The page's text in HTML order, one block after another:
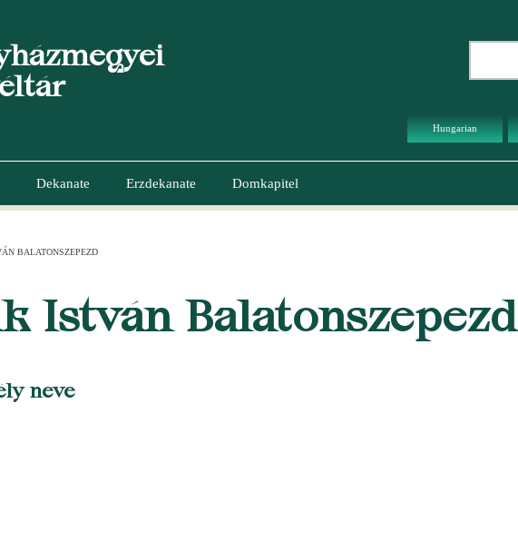
Hungarian
Dekanate Erzdekanate Domkapitel
BALATONSZEPEZD
István Balatonszepezd
neve